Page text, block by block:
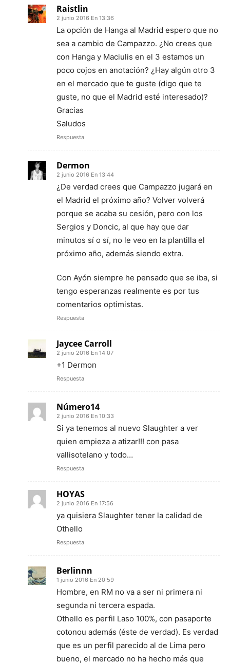
Raistlin
2 junio 2016 En 13:36
La opción de Hanga al Madrid espero que no
sea a cambio de Campazzo. ¿No crees que
con Hanga y Maciulis en el 3 estamos un
poco cojos en anotación? ¿Hay algún otro 3
en el mercado que te guste (digo que te
guste, no que el Madrid esté interesado)?
Gracias
Saludos
Respuesta
Dermon
2 junio 2016 En 13:44
¿De verdad crees que Campazzo jugará en
el Madrid el próximo año? Volver volverá
porque se acaba su cesión, pero con los
Sergios y Doncic, al que hay que dar
minutos sí o sí, no le veo en la plantilla el
próximo año, además siendo extra.
Con Ayón siempre he pensado que se iba, si
tengo esperanzas realmente es por tus
comentarios optimistas.
Respuesta
Jaycee Carroll
2 junio 2016 En 14:07
+1 Dermon
Respuesta
Número14
2 junio 2016 En 10:33
Si ya tenemos al nuevo Slaughter a ver
quien empieza a atizar!!! con pasa
vallisotelano y todo…
Respuesta
HOYAS
2 junio 2016 En 17:56
ya quisiera Slaughter tener la calidad de
Othello
Respuesta
Berlinnn
1 junio 2016 En 20:59
Hombre, en RM no va a ser ni primera ni
segunda ni tercera espada.
Othello es perfil Laso 100%, con pasaporte
cotonou además (éste de verdad). Es verdad
que es un perfil parecido al de Lima pero
bueno, el mercado no ha hecho más que